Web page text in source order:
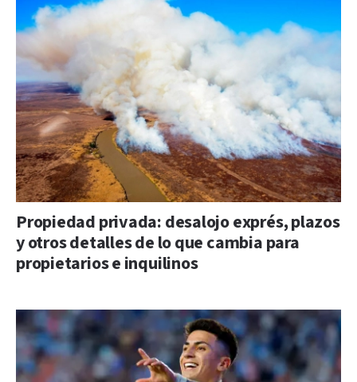
Propiedad privada: desalojo exprés, plazos
y otros detalles de lo que cambia para
propietarios e inquilinos